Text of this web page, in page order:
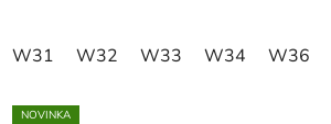
W31 W32 W33 W34 W36
NOVINKA